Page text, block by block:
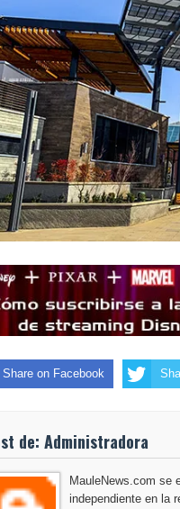
Share on Facebook
de: Administradora
MauleNews.com se
independiente en la